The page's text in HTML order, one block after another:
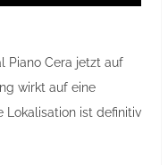
Piano Cera jetzt auf
wirkt auf eine
Lokalisation ist definitiv